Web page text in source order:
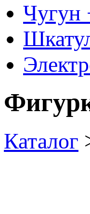
Чугун
Каталог